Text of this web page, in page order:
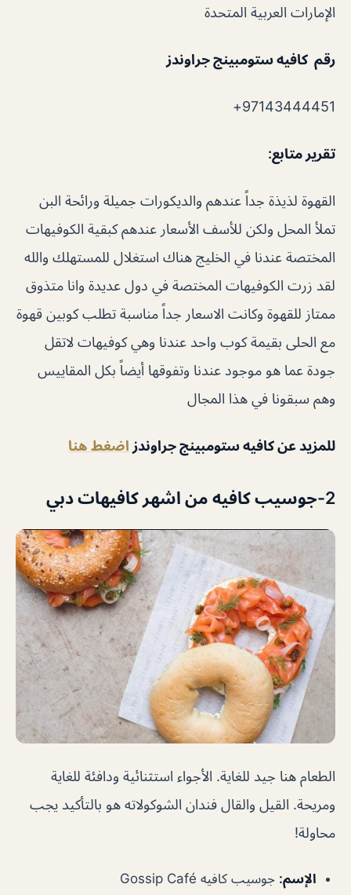
الإمارات العربية المتحدة
رقم كافيه ستومبينج جراوندز
97143444451+
تقرير متابع:
القهوة لذيذة جداً عندهم والديكورات جميلة ورائحة البن
تملأ المحل ولكن للأسف الأسعار عندهم كبقية الكوفيهات
المختصة عندنا في الخليج هناك استغلال للمستهلك والله
لقد زرت الكوفيهات المختصة في دول عديدة وانا متذوق
ممتاز للقهوة وكانت الاسعار جداً مناسبة تطلب كوبين قهوة
مع الحلى بقيمة كوب واحد عندنا وهي كوفيهات لاتقل
جودة عما هو موجود عندنا وتفوقها أيضاً بكل المقاييس
وهم سبقونا في هذا المجال
للمزيد عن كافيه ستومبينج جراوندز اضغط هنا
2-جوسيب كافيه من اشهر كافيهات دبي
الطعام هنا جيد للغاية. الأجواء استثنائية ودافئة للغاية
ومريحة. القيل والقال فندان الشوكولاته هو بالتأكيد يجب
محاولة!
الإسم: جوسيب كافيه Gossip Café